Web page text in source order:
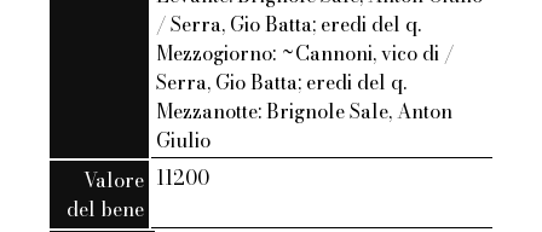
/ Serra, Gio Batta; eredi del q.
Mezzogiorno: ~Cannoni, vico di /
Serra, Gio Batta; eredi del q.
Mezzanotte: Brignole Sale, Anton
Giulio
Valore
del bene
11200